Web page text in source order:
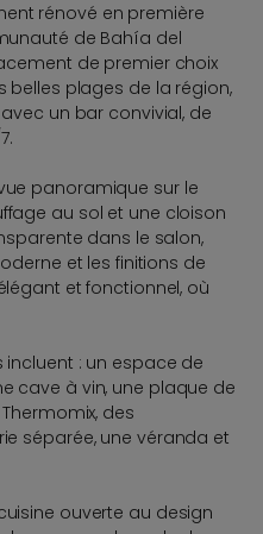
rénové en première
de Bahía del
de premier choix
belles plages de la région,
un bar convivial, de
panoramique sur le
au sol et une cloison
dans le salon,
et les finitions de
et fonctionnel, où
: un espace de
cave à vin, une plaque de
des
séparée, une véranda et
ouverte au design